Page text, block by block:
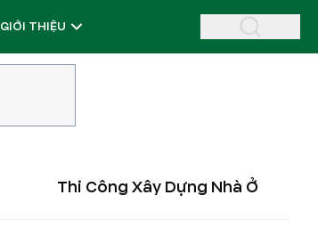
GIỚI THIỆU
Thi Công Xây Dựng Nhà Ở